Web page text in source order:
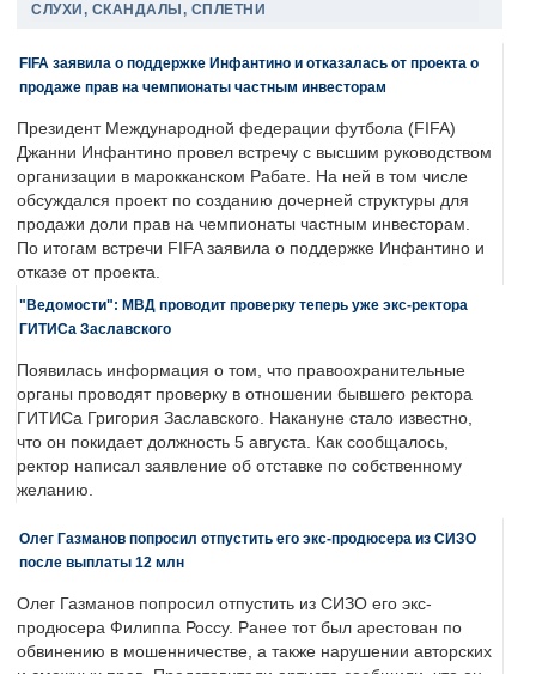
СЛУХИ, СКАНДАЛЫ, СПЛЕТНИ
FIFA заявила о поддержке Инфантино и отказалась от проекта о
продаже прав на чемпионаты частным инвесторам
Президент Международной федерации футбола (FIFA)
Джанни Инфантино провел встречу с высшим руководством
организации в марокканском Рабате. На ней в том числе
обсуждался проект по созданию дочерней структуры для
продажи доли прав на чемпионаты частным инвесторам.
По итогам встречи FIFA заявила о поддержке Инфантино и
отказе от проекта.
"Ведомости": МВД проводит проверку теперь уже экс-ректора
ГИТИСа Заславского
Появилась информация о том, что правоохранительные
органы проводят проверку в отношении бывшего ректора
ГИТИСа Григория Заславского. Накануне стало известно,
что он покидает должность 5 августа. Как сообщалось,
ректор написал заявление об отставке по собственному
желанию.
Олег Газманов попросил отпустить его экс-продюсера из СИЗО
после выплаты 12 млн
Олег Газманов попросил отпустить из СИЗО его экс-
продюсера Филиппа Россу. Ранее тот был арестован по
обвинению в мошенничестве, а также нарушении авторских